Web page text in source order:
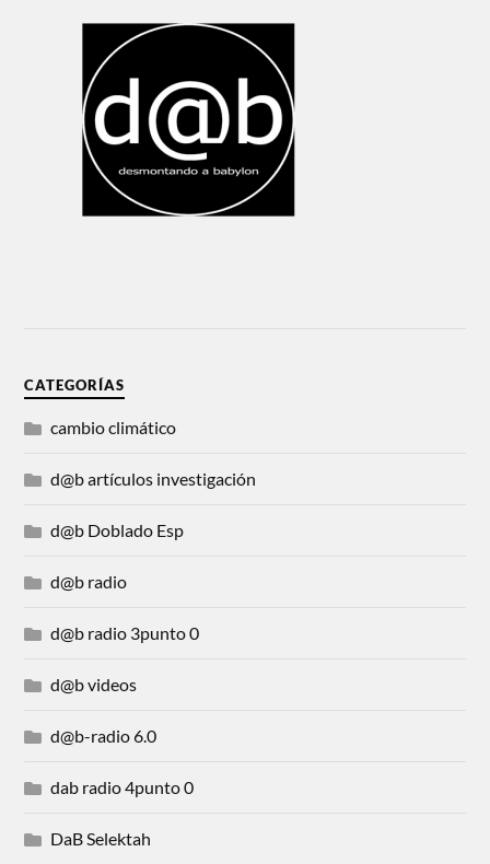
CATEGORÍAS
cambio climático
d@b artículos investigación
d@b Doblado Esp
d@b radio
d@b radio 3punto 0
d@b videos
d@b-radio 6.0
dab radio 4punto 0
DaB Selektah